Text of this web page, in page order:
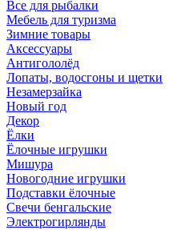
Все для рыбалки
Мебель для туризма
Зимние товары
Аксессуары
Антигололёд
Лопаты, водосгоны и щетки
Незамерзайка
Новый год
Декор
Ёлки
Ёлочные игрушки
Мишура
Новогодние игрушки
Подставки ёлочные
Свечи бенгальские
Электрогирлянды